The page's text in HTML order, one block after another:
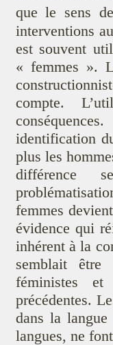
que le sens
interventions
est souvent
« femmes ».
compte.
identification
plus les
différence
femmes
évidence qui
inhérent à la
semblait
féministes et
précédentes.
dans la langue
langues, ne